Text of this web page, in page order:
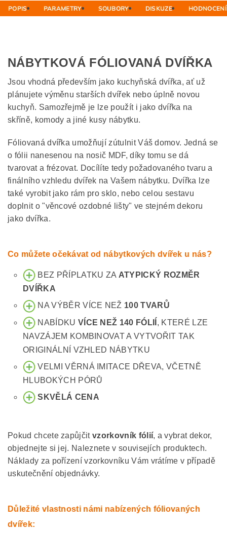
POPIS PARAMETRY SOUBORY DISKUZE HODNOCENÍ
NÁBYTKOVÁ FÓLIOVANÁ DVÍŘKA
Jsou vhodná především jako kuchyňská dvířka, ať už
plánujete výměnu starších dvířek nebo úplně novou
kuchyň. Samozřejmě je lze použít i jako dvířka na
skříně, komody a jiné kusy nábytku.
Fóliovaná dvířka umožňují zútulnit Váš domov. Jedná se
o fólii nanesenou na nosič MDF, díky tomu se dá
tvarovat a frézovat. Docílíte tedy požadovaného tvaru a
finálního vzhledu dvířek na Vašem nábytku. Dvířka lze
také vyrobit jako rám pro sklo, nebo celou sestavu
doplnit o "věncové ozdobné lišty" ve stejném dekoru
jako dvířka.
Co můžete očekávat od nábytkových dvířek u nás?
BEZ PŘÍPLATKU ZA ATYPICKÝ ROZMĚR
DVÍŘKA
NA VÝBĚR VÍCE NEŽ 100 TVARŮ
NABÍDKU VÍCE NEŽ 140 FÓLIÍ , KTERÉ LZE
NAVZÁJEM KOMBINOVAT A VYTVOŘIT TAK
ORIGINÁLNÍ VZHLED NÁBYTKU
VELMI VĚRNÁ IMITACE DŘEVA, VČETNĚ
HLUBOKÝCH PÓRŮ
SKVĚLÁ CENA
Pokud chcete zapůjčitvzorkovník fólií, a vybrat dekor,
objednejte si jej. Naleznete v souvisejích produktech.
Náklady za pořízení vzorkovníku Vám vrátíme v případě
uskutečnění objednávky.
Důležité vlastnosti námi nabízených fóliovaných
dvířek: